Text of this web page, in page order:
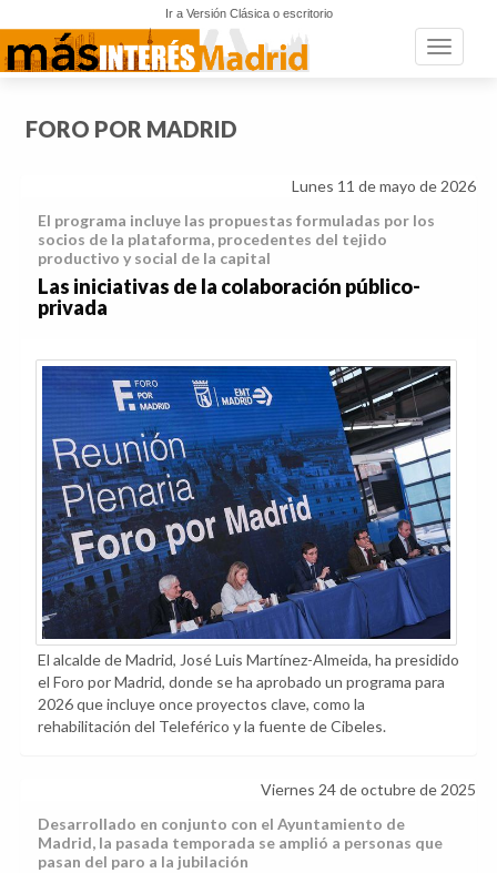
Ir a Versión Clásica o escritorio
Toggle
FORO POR MADRID
Lunes 11 de mayo de 2026
El programa incluye las propuestas formuladas por los
socios de la plataforma, procedentes del tejido
productivo y social de la capital
Las iniciativas de la colaboración público-
privada
El alcalde de Madrid, José Luis Martínez-Almeida, ha presidido
el Foro por Madrid, donde se ha aprobado un programa para
2026 que incluye once proyectos clave, como la
rehabilitación del Teleférico y la fuente de Cibeles.
Viernes 24 de octubre de 2025
Desarrollado en conjunto con el Ayuntamiento de
Madrid, la pasada temporada se amplió a personas que
pasan del paro a la jubilación